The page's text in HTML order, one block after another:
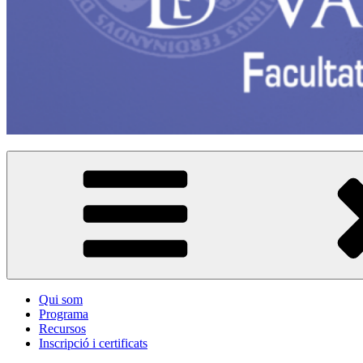
Qui som
Programa
Recursos
Inscripció i certificats